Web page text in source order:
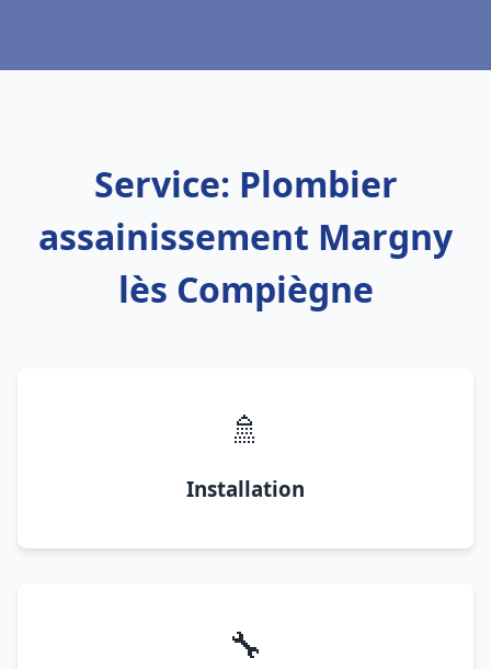
Service: Plombier
assainissement Margny
lès Compiègne
🚿
Installation
🔧